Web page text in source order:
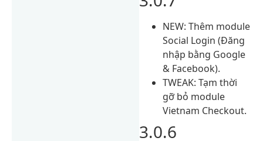
NEW: Thêm module
Social Login (Đăng
nhập bằng Google
& Facebook).
TWEAK: Tạm thời
gỡ bỏ module
Vietnam Checkout.
3.0.6